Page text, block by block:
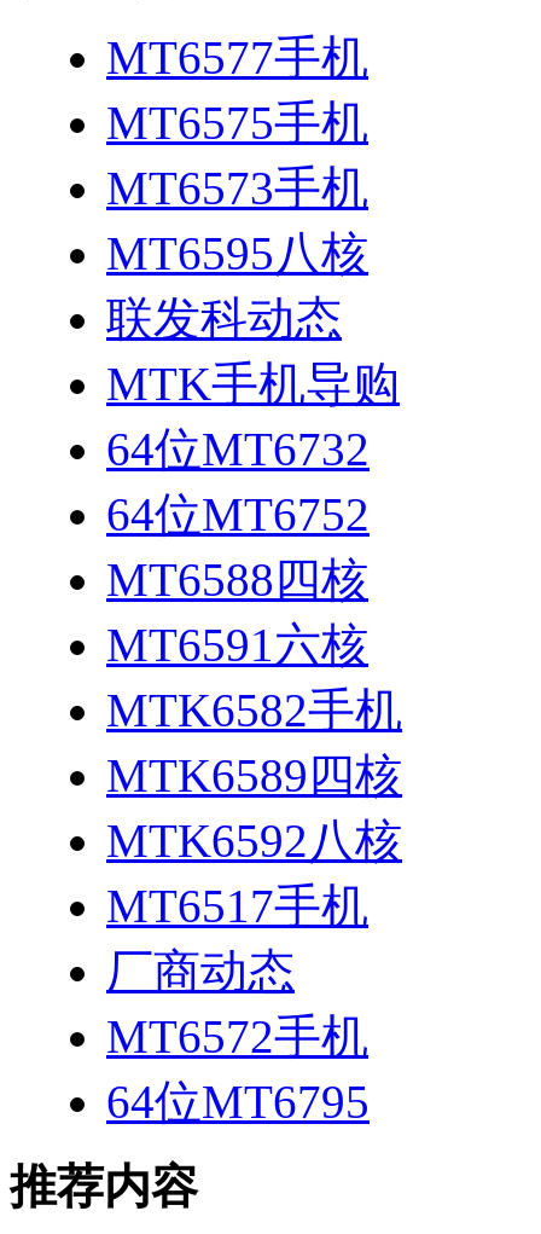
MT6577手机
MT6575手机
MT6573手机
MT6595八核
联发科动态
MTK手机导购
64位MT6732
64位MT6752
MT6588四核
MT6591六核
MTK6582手机
MTK6589四核
MTK6592八核
MT6517手机
厂商动态
MT6572手机
64位MT6795
推荐内容